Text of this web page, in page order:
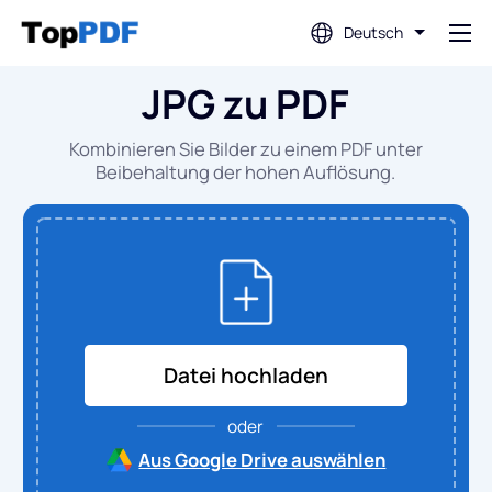
Deutsch
PDF bearbeiten
PDF übersetzen
PDF zusammenfügen
PDF teilen
PDF komprimieren
Von PDF konvertieren
JPG zu PDF
Kombinieren Sie Bilder zu einem PDF unter
Beibehaltung der hohen Auflösung.
Datei hochladen
oder
Aus Google Drive auswählen